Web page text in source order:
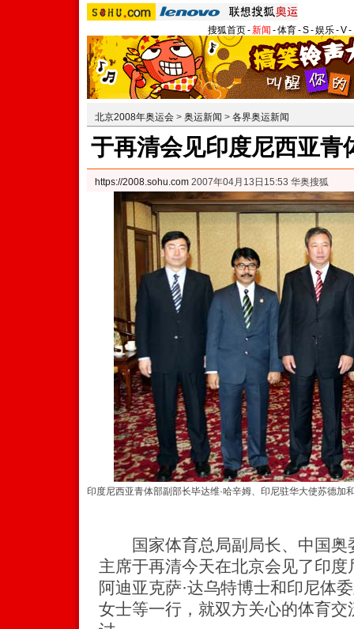
搜狐首页-新闻 -体育-S-娱乐-V-
北京2008年奥运会 > 奥运新闻 > 各界奥运新闻
于再清会见印度尼西亚青
https://2008.sohu.com 2007年04月13日15:53 华奥搜狐
印度尼西亚青体部副部长毕达维·哈辛姆、印尼驻华大使苏德加
国家体育总局副局长、中国奥
主席于再清今天在北京会见了印
阿迪亚克萨·达乌特博士和印尼体
女士等一行，就双方关心的体育